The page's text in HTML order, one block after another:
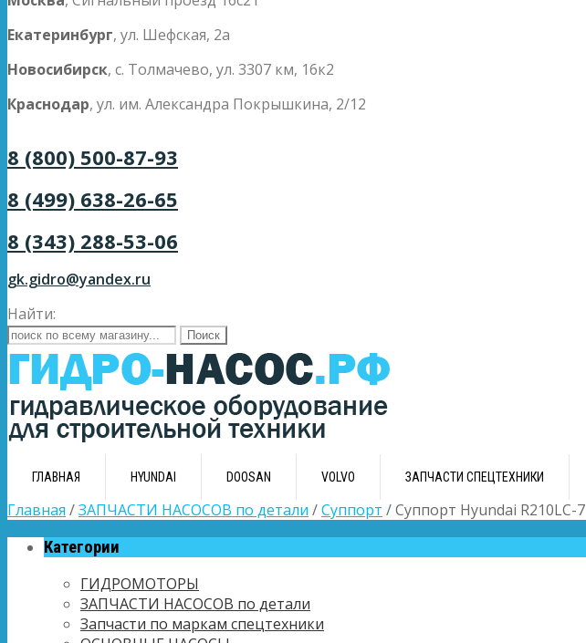
Екатеринбург, ул. Шефская, 2а
Новосибирск, с. Толмачево, ул. 3307 км, 16к2
Краснодар, ул. им. Александра Покрышкина, 2/12
8 (800) 500-87-93
8 (499) 638-26-65
8 (343) 288-53-06
gk.gidro@yandex.ru
Найти:
ГЛАВНАЯ HYUNDAI DOOSAN VOLVO ЗАПЧАСТИ СПЕЦТЕХНИКИ
Главная /ЗАПЧАСТИ НАСОСОВ по детали /Суппорт / Суппорт Hyundai R210LC-7
Категории
ГИДРОМОТОРЫ
ЗАПЧАСТИ НАСОСОВ по детали
Запчасти по маркам спецтехники